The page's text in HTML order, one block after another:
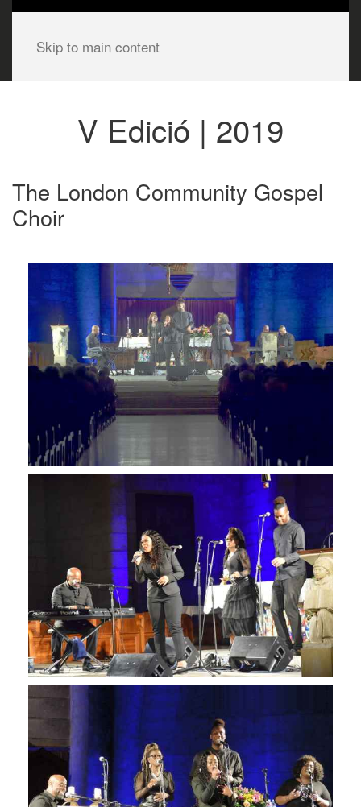
Skip to main content
V Edició | 2019
The London Community Gospel
Choir